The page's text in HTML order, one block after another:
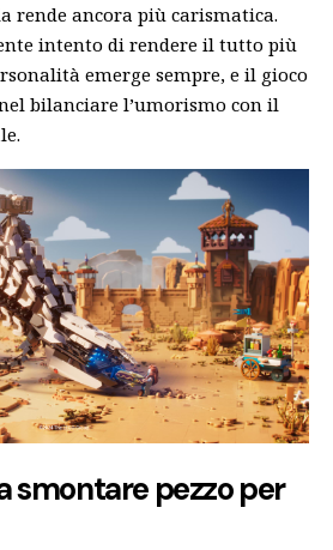
rende ancora più carismatica.
intento di rendere il tutto più
emerge sempre, e il gioco
bilanciare l’umorismo con il
smontare pezzo per